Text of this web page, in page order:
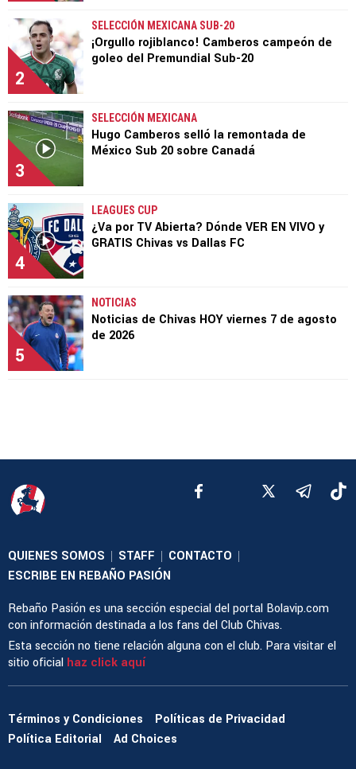
2
SELECCIÓN MEXICANA SUB-20
¡Orgullo rojiblanco! Camberos campeón de
goleo del Premundial Sub-20
3
SELECCIÓN MEXICANA
Hugo Camberos selló la remontada de
México Sub 20 sobre Canadá
4
LEAGUES CUP
¿Va por TV Abierta? Dónde VER EN VIVO y
GRATIS Chivas vs Dallas FC
5
NOTICIAS
Noticias de Chivas HOY viernes 7 de agosto
de 2026
QUIENES SOMOS | STAFF | CONTACTO |
ESCRIBE EN REBAÑO PASIÓN
Rebaño Pasión es una sección especial del portal Bolavip.com
con información destinada a los fans del Club Chivas.
Esta sección no tiene relación alguna con el club. Para visitar el
sitio oficial haz click aquí
Términos y Condiciones
Políticas de Privacidad
Política Editorial
Ad Choices